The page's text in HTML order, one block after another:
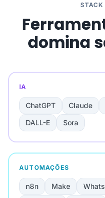
STACK
domina
IA
ChatGPT Claude
DALL-E
Sora
AUTOMAÇÕES
n8n Make